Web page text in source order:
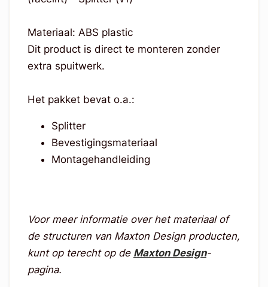
Materiaal: ABS plastic
Dit product is direct te monteren zonder
extra spuitwerk.
Het pakket bevat o.a.:
Splitter
Bevestigingsmateriaal
Montagehandleiding
Voor meer informatie over het materiaal of
de structuren van Maxton Design producten,
kunt op terecht op de Maxton Design-
pagina.